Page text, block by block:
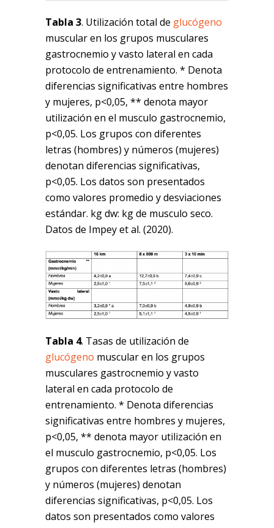
Tabla 3. Utilización total de glucógeno
muscular en los grupos musculares
gastrocnemio y vasto lateral en cada
protocolo de entrenamiento. * Denota
diferencias significativas entre hombres
y mujeres, p<0,05, ** denota mayor
utilización en el musculo gastrocnemio,
p<0,05. Los grupos con diferentes
letras (hombres) y números (mujeres)
denotan diferencias significativas,
p<0,05. Los datos son presentados
como valores promedio y desviaciones
estándar. kg dw: kg de musculo seco.
Datos de Impey et al. (2020).
Tabla 4. Tasas de utilización de
glucógeno muscular en los grupos
musculares gastrocnemio y vasto
lateral en cada protocolo de
entrenamiento. * Denota diferencias
significativas entre hombres y mujeres,
p<0,05, ** denota mayor utilización en
el musculo gastrocnemio, p<0,05. Los
grupos con diferentes letras (hombres)
y números (mujeres) denotan
diferencias significativas, p<0,05. Los
datos son presentados como valores